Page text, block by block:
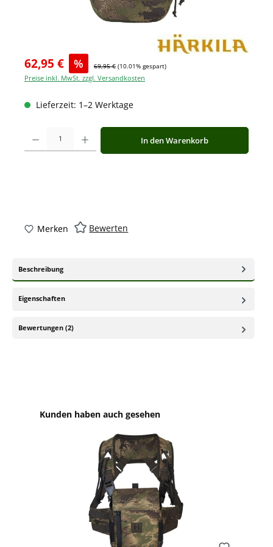
62,95 € % 69,95 € (10.01% gespart)
Preise inkl. MwSt. zzgl. Versandkosten
Lieferzeit: 1–2 Werktage
Produkt Anzahl: Gib den gewünschten Wert ein oder benutze die
In den Warenkorb
Merken Bewerten
Beschreibung
Eigenschaften
Bewertungen (2)
Produktgalerie überspringen
Kunden haben auch gesehen